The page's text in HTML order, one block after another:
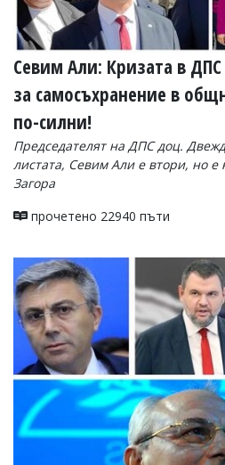
тях!
Ако
откриете
обиден
за
вас
коментар,
сигнализирайте
ни!
Севим Али: Кризата в
за самосъхранение в
по-силни!
Председателят на ДПС доц.
листата, Севим Али е втори, но
Загора
прочетено 22940 пъти